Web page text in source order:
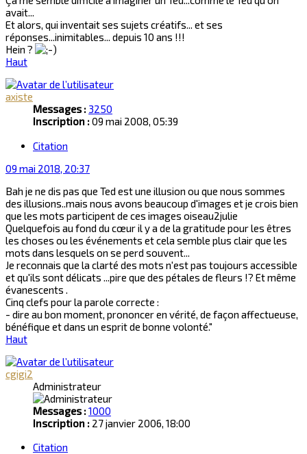
avait...
Et alors, qui inventait ses sujets créatifs... et ses
réponses...inimitables... depuis 10 ans !!!
Hein ?
Haut
axiste
Messages : 3250
Inscription :09 mai 2008, 05:39
Citation
09 mai 2018, 20:37
Bah je ne dis pas que Ted est une illusion ou que nous sommes
des illusions..mais nous avons beaucoup d'images et je crois bien
que les mots participent de ces images oiseau2julie
Quelquefois au fond du cœur il y a de la gratitude pour les êtres
les choses ou les événements et cela semble plus clair que les
mots dans lesquels on se perd souvent...
Je reconnais que la clarté des mots n'est pas toujours accessible
et qu'ils sont délicats ...pire que des pétales de fleurs !? Et même
évanescents .
Cinq clefs pour la parole correcte :
- dire au bon moment, prononcer en vérité, de façon affectueuse,
bénéfique et dans un esprit de bonne volonté."
Haut
cgigi2
Administrateur
Messages :1000
Inscription : 27 janvier 2006, 18:00
Citation